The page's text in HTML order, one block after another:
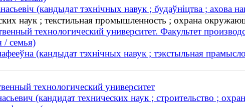
(кандыдат тэхнічных навук ; будаўніцтва ; ахова
наук ; текстильная промышленность ; охрана
технологический университет. Факультет
/ семья)
(кандыдат тэхнічных навук ; тэкстыльная
технологический университет
(кандидат технических наук ; строительство ;